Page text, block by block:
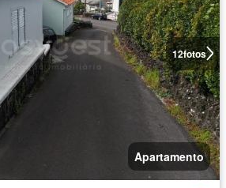
12fotos
Apartamento